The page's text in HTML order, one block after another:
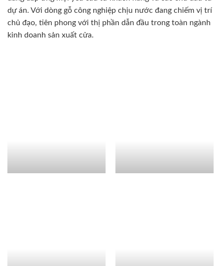
dự án. Với dòng gỗ công nghiệp chịu nước đang chiếm vị trí
chủ đạo, tiên phong với thị phần dẫn đầu trong toàn ngành
kinh doanh sản xuất cửa.